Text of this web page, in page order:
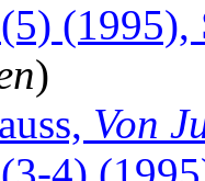
(1995),
)
Von